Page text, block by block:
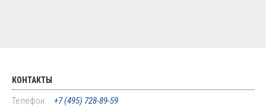
КОНТАКТЫ
Телефон:
+7 (495) 728-89-59